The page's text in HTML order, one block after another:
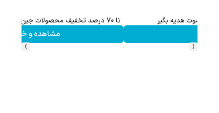
70% تخفیف ویژه جین وست + خرید در4 قسطه
‹
›